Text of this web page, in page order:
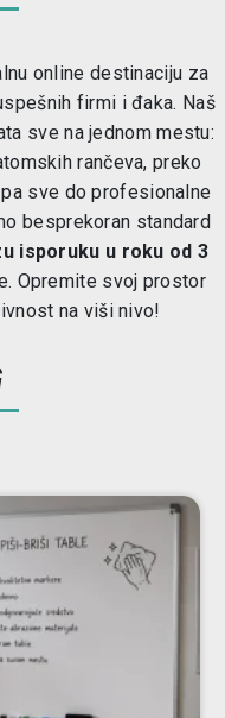
online destinaciju za
firmi i đaka. Naš
sve na jednom mestu:
rančeva, preko
sve do profesionalne
besprekoran standard
isporuku u roku od 3
Opremite svoj prostor
na viši nivo!